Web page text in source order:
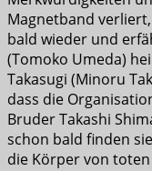
Magnetband
bald wieder und
(Tomoko Umeda)
Takasugi (Minoru
dass die
Bruder Takashi
schon bald finden
die Körper von